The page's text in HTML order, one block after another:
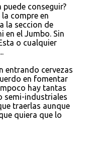
conseguir?
compre en
la seccion de
en el Jumbo. Sin
o cualquier
entrando cervezas
en fomentar
hay tantas
semi-industriales
traerlas aunque
quiera que lo